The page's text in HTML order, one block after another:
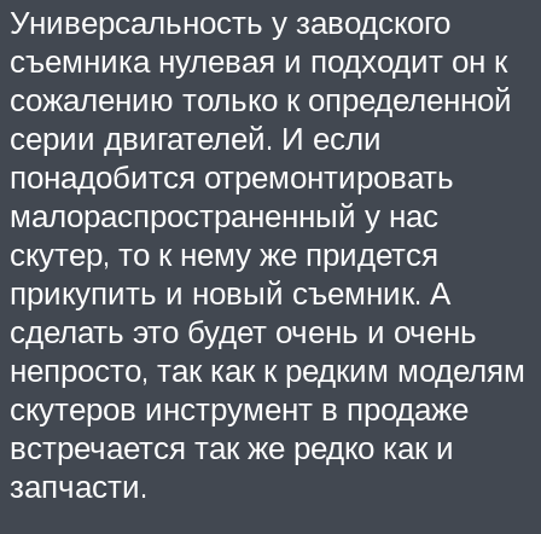
Универсальность у заводского
съемника нулевая и подходит он к
сожалению только к определенной
серии двигателей. И если
понадобится отремонтировать
малораспространенный у нас
скутер, то к нему же придется
прикупить и новый съемник. А
сделать это будет очень и очень
непросто, так как к редким моделям
скутеров инструмент в продаже
встречается так же редко как и
запчасти.